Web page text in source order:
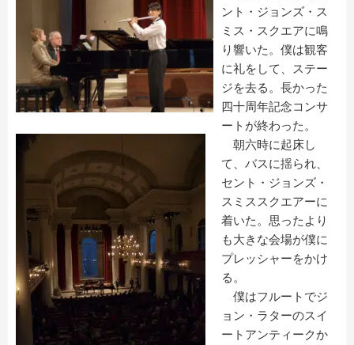
ント・ジョンズ・ス
ミス・スクエアに鳴
り響いた。僕は観客
に礼をして、ステー
ジを去る。長かった
四十周年記念コンサ
ートが終わった。
朝六時に起床し
て、バスに揺られ、
セント・ジョンズ・
スミススクエアーに
着いた。思ったより
も大きな会場が僕に
プレッシャーをかけ
る。
僕はフルートでジ
ョン・ラターのスイ
ートアンティークか